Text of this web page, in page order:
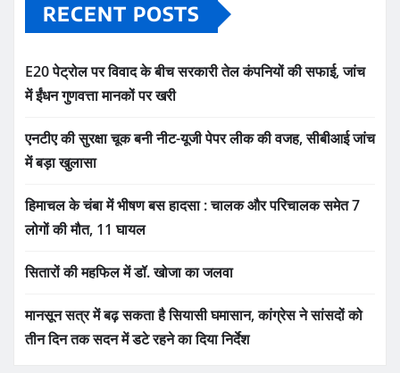
RECENT POSTS
E20 पेट्रोल पर विवाद के बीच सरकारी तेल कंपनियों की सफाई, जांच
में ईंधन गुणवत्ता मानकों पर खरी
एनटीए की सुरक्षा चूक बनी नीट-यूजी पेपर लीक की वजह, सीबीआई जांच
में बड़ा खुलासा
हिमाचल के चंबा में भीषण बस हादसा : चालक और परिचालक समेत 7
लोगों की मौत, 11 घायल
सितारों की महफिल में डॉ. खोजा का जलवा
मानसून सत्र में बढ़ सकता है सियासी घमासान, कांग्रेस ने सांसदों को
तीन दिन तक सदन में डटे रहने का दिया निर्देश